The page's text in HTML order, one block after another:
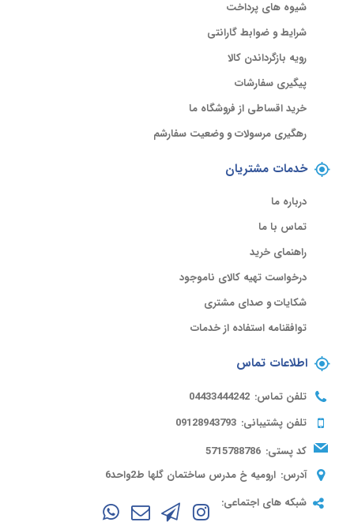
شیوه های پرداخت
شرایط و ضوابط گارانتی
رویه بازگرداندن کالا
پیگیری سفارشات
خرید اقساطی از فروشگاه ما
رهگیری مرسولات و وضعیت سفارشم
خدمات مشتریان
درباره ما
تماس با ما
راهنمای خرید
درخواست تهیه کالای ناموجود
شکایات و صدای مشتری
توافقنامه استفاده از خدمات
اطلاعات تماس
تلفن تماس: 04433444242
تلفن پشتیبانی: 09128943793
کد پستی: 5715788786
آدرس: ارومیه خ مدرس ساختمان گلها ط2واحد6
شبکه های اجتماعی: